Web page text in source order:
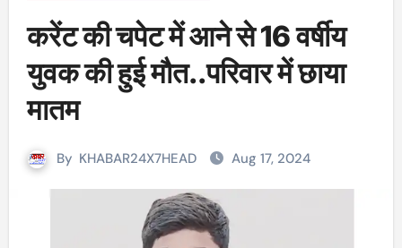
करेंट की चपेट में आने से 16 वर्षीय
युवक की हुई मौत..परिवार में छाया
मातम
By KHABAR24X7HEAD Aug 17, 2024